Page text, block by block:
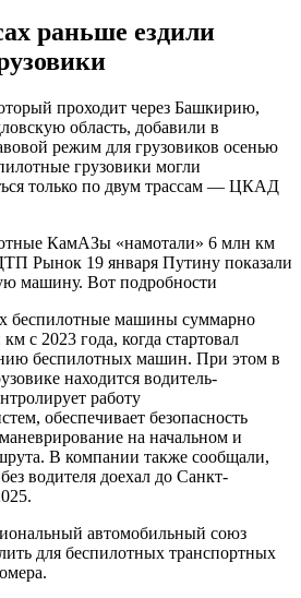
раньше ездили
проходит через Башкирию,
область, добавили в
режим для грузовиков осенью
грузовики могли
только по двум трассам — ЦКАД
КамАЗы «намотали» 6 млн км
Рынок 19 января Путину показали
машину. Вот подробности
машины суммарно
с 2023 года, когда стартовал
беспилотных машин. При этом в
находится водитель-
работу
обеспечивает безопасность
на начальном и
В компании также сообщали,
водителя доехал до Санкт-
автомобильный союз
для беспилотных транспортных